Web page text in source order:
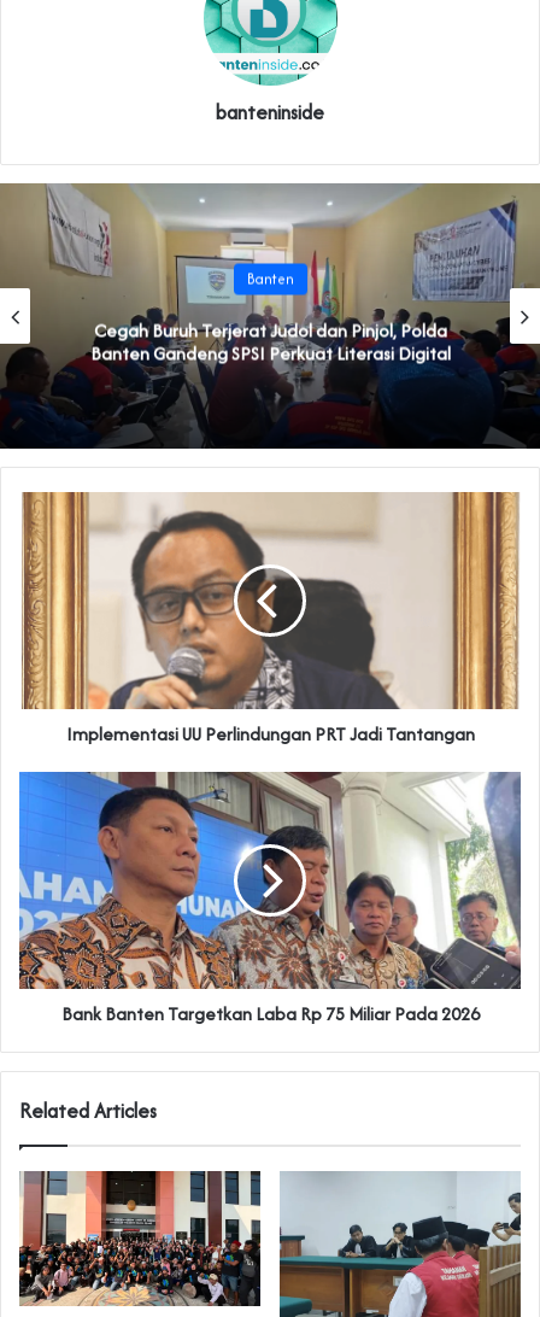
banteninside
Banten
Cegah Buruh Terjerat Judol dan Pinjol, Polda
Banten Gandeng SPSI Perkuat Literasi Digital
Implementasi UU Perlindungan PRT Jadi Tantangan
Bank Banten Targetkan Laba Rp 75 Miliar Pada 2026
Related Articles